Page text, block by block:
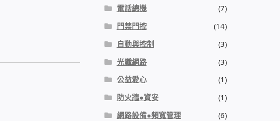
電話總機
(7)
門禁門控
(14)
自動與控制
(3)
光纖網路
(3)
公益愛心
(1)
防火牆●資安
(1)
網路設備●頻寬管理
(6)